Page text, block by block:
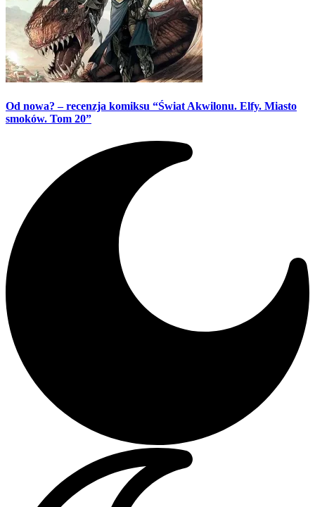
Od nowa? – recenzja komiksu “Świat Akwilonu. Elfy. Miasto
smoków. Tom 20”